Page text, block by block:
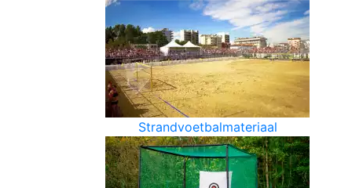
Strandvoetbalmateriaal